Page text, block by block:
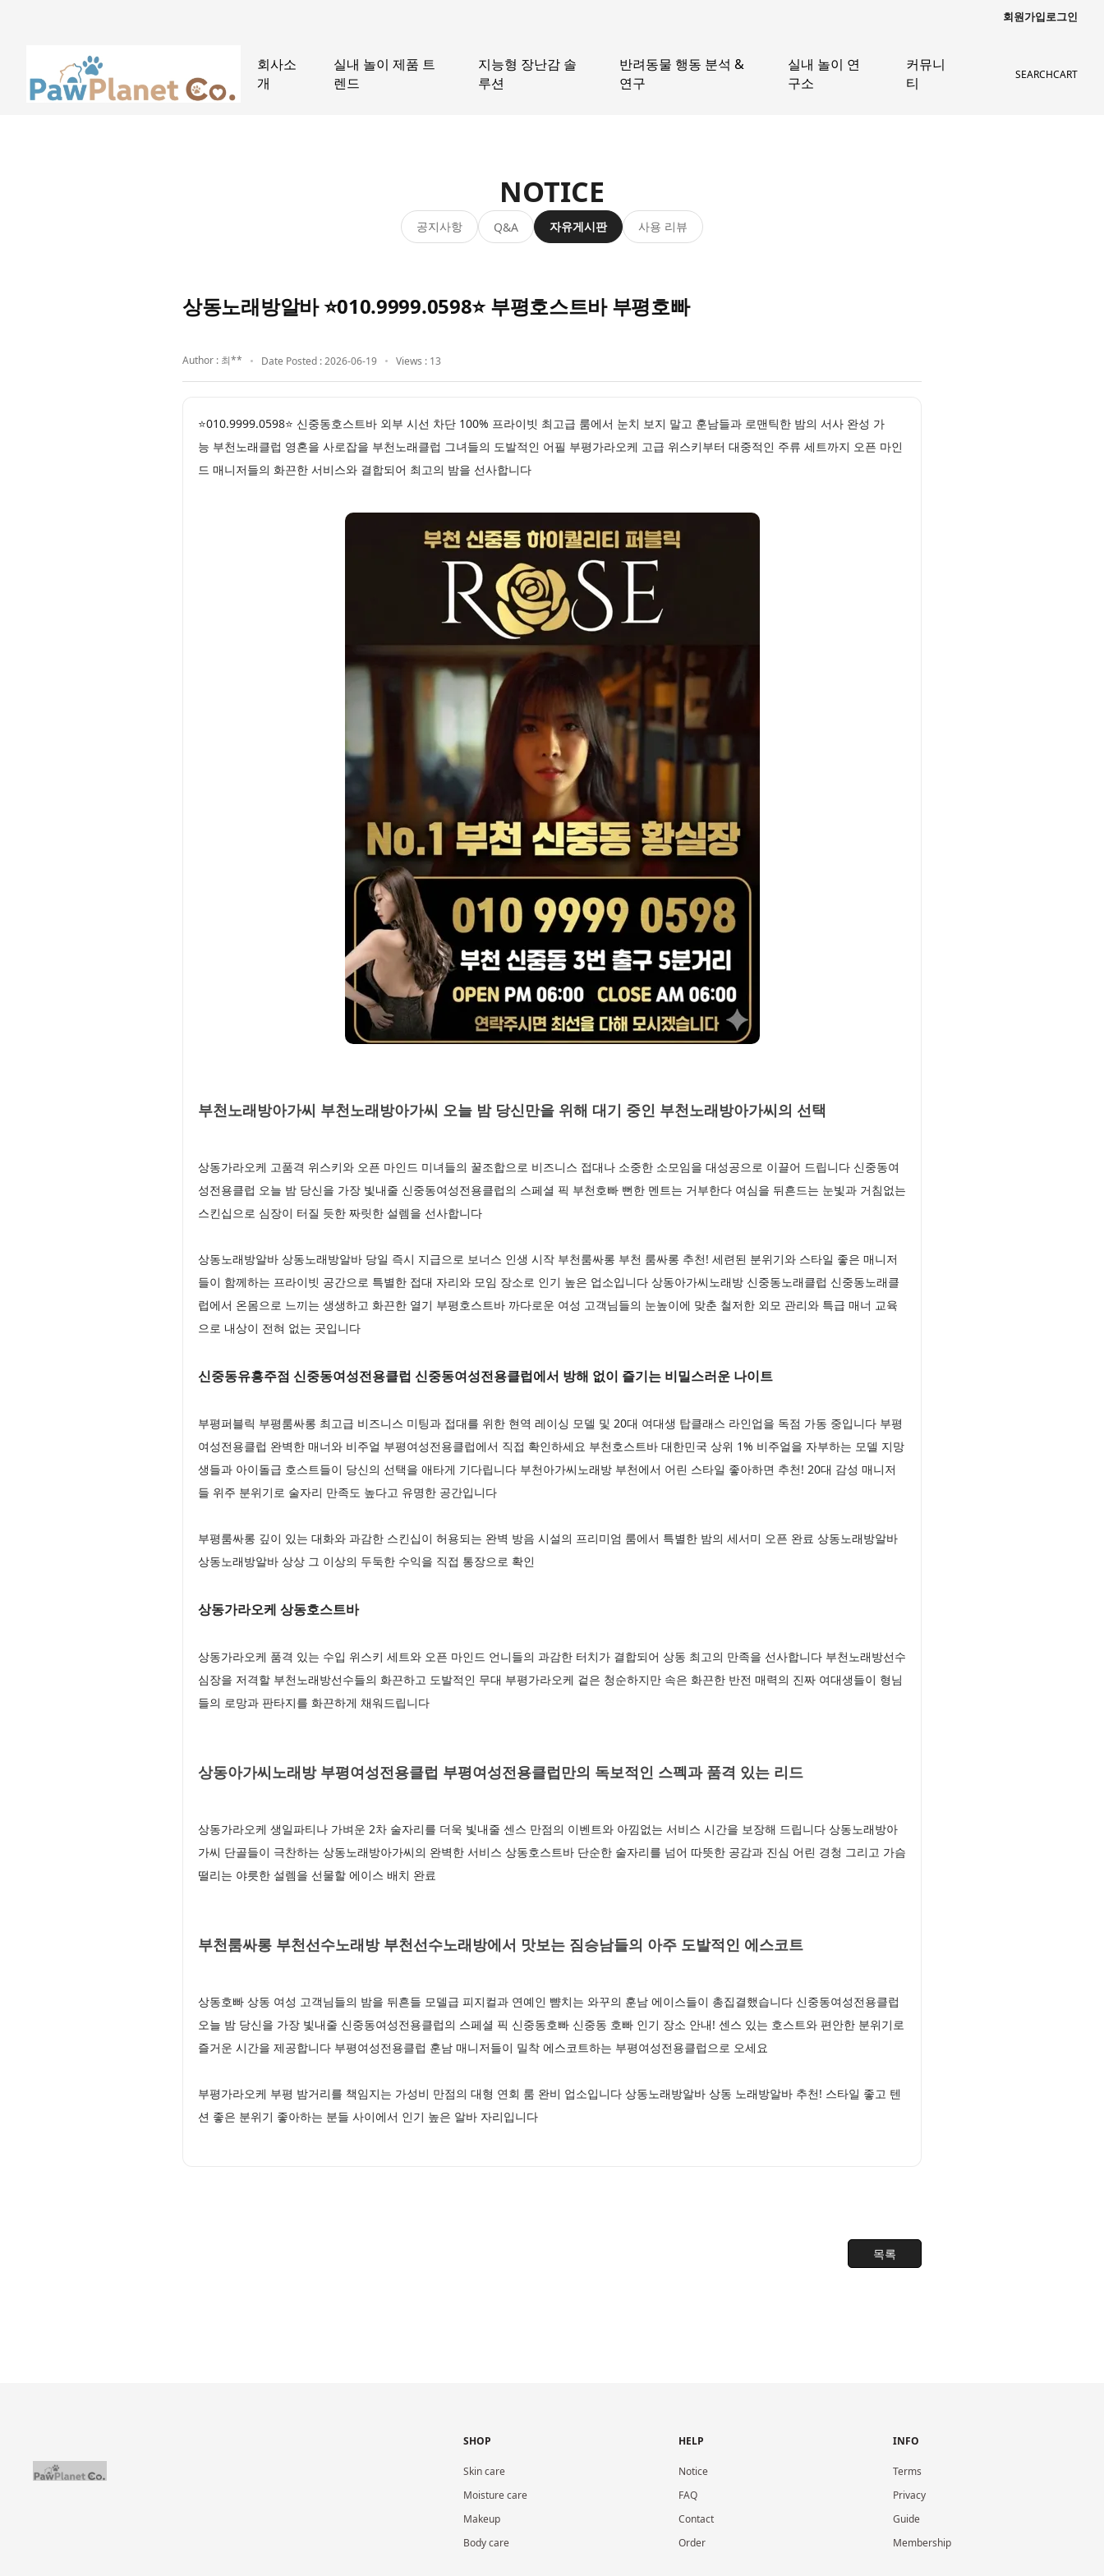
회원가입로그인
회사소
개
실내 놀이 제품 트
렌드
지능형 장난감 솔
루션
반려동물 행동 분석 &
연구
실내 놀이 연
구소
커뮤니
티
SEARCHCART
NOTICE
공지사항 Q&A 자유게시판 사용 리뷰
상동노래방알바 ⭐010.9999.0598⭐ 부평호스트바 부평호빠
Author : 최** Date Posted : 2026-06-19 Views : 13
⭐010.9999.0598⭐ 신중동호스트바 외부 시선 차단 100% 프라이빗 최고급 룸에서 눈치 보지 말고 훈남들과 로맨틱한 밤의 서사 완성 가
능 부천노래클럽 영혼을 사로잡을 부천노래클럽 그녀들의 도발적인 어필 부평가라오케 고급 위스키부터 대중적인 주류 세트까지 오픈 마인
드 매니저들의 화끈한 서비스와 결합되어 최고의 밤을 선사합니다
부천노래방아가씨 부천노래방아가씨 오늘 밤 당신만을 위해 대기 중인 부천노래방아가씨의 선택
상동가라오케 고품격 위스키와 오픈 마인드 미녀들의 꿀조합으로 비즈니스 접대나 소중한 소모임을 대성공으로 이끌어 드립니다 신중동여
성전용클럽 오늘 밤 당신을 가장 빛내줄 신중동여성전용클럽의 스페셜 픽 부천호빠 뻔한 멘트는 거부한다 여심을 뒤흔드는 눈빛과 거침없는
스킨십으로 심장이 터질 듯한 짜릿한 설렘을 선사합니다
상동노래방알바 상동노래방알바 당일 즉시 지급으로 보너스 인생 시작 부천룸싸롱 부천 룸싸롱 추천! 세련된 분위기와 스타일 좋은 매니저
들이 함께하는 프라이빗 공간으로 특별한 접대 자리와 모임 장소로 인기 높은 업소입니다 상동아가씨노래방 신중동노래클럽 신중동노래클
럽에서 온몸으로 느끼는 생생하고 화끈한 열기 부평호스트바 까다로운 여성 고객님들의 눈높이에 맞춘 철저한 외모 관리와 특급 매너 교육
으로 내상이 전혀 없는 곳입니다
신중동유흥주점 신중동여성전용클럽 신중동여성전용클럽에서 방해 없이 즐기는 비밀스러운 나이트
부평퍼블릭 부평룸싸롱 최고급 비즈니스 미팅과 접대를 위한 현역 레이싱 모델 및 20대 여대생 탑클래스 라인업을 독점 가동 중입니다 부평
여성전용클럽 완벽한 매너와 비주얼 부평여성전용클럽에서 직접 확인하세요 부천호스트바 대한민국 상위 1% 비주얼을 자부하는 모델 지망
생들과 아이돌급 호스트들이 당신의 선택을 애타게 기다립니다 부천아가씨노래방 부천에서 어린 스타일 좋아하면 추천! 20대 감성 매니저
들 위주 분위기로 술자리 만족도 높다고 유명한 공간입니다
부평룸싸롱 깊이 있는 대화와 과감한 스킨십이 허용되는 완벽 방음 시설의 프리미엄 룸에서 특별한 밤의 세서미 오픈 완료 상동노래방알바
상동노래방알바 상상 그 이상의 두둑한 수익을 직접 통장으로 확인
상동가라오케 상동호스트바
상동가라오케 품격 있는 수입 위스키 세트와 오픈 마인드 언니들의 과감한 터치가 결합되어 상동 최고의 만족을 선사합니다 부천노래방선수
심장을 저격할 부천노래방선수들의 화끈하고 도발적인 무대 부평가라오케 겉은 청순하지만 속은 화끈한 반전 매력의 진짜 여대생들이 형님
들의 로망과 판타지를 화끈하게 채워드립니다
상동아가씨노래방 부평여성전용클럽 부평여성전용클럽만의 독보적인 스펙과 품격 있는 리드
상동가라오케 생일파티나 가벼운 2차 술자리를 더욱 빛내줄 센스 만점의 이벤트와 아낌없는 서비스 시간을 보장해 드립니다 상동노래방아
가씨 단골들이 극찬하는 상동노래방아가씨의 완벽한 서비스 상동호스트바 단순한 술자리를 넘어 따뜻한 공감과 진심 어린 경청 그리고 가슴
떨리는 야릇한 설렘을 선물할 에이스 배치 완료
부천룸싸롱 부천선수노래방 부천선수노래방에서 맛보는 짐승남들의 아주 도발적인 에스코트
상동호빠 상동 여성 고객님들의 밤을 뒤흔들 모델급 피지컬과 연예인 뺨치는 와꾸의 훈남 에이스들이 총집결했습니다 신중동여성전용클럽
오늘 밤 당신을 가장 빛내줄 신중동여성전용클럽의 스페셜 픽 신중동호빠 신중동 호빠 인기 장소 안내! 센스 있는 호스트와 편안한 분위기로
즐거운 시간을 제공합니다 부평여성전용클럽 훈남 매니저들이 밀착 에스코트하는 부평여성전용클럽으로 오세요
부평가라오케 부평 밤거리를 책임지는 가성비 만점의 대형 연회 룸 완비 업소입니다 상동노래방알바 상동 노래방알바 추천! 스타일 좋고 텐
션 좋은 분위기 좋아하는 분들 사이에서 인기 높은 알바 자리입니다
목록
SHOP
Skin care
Moisture care
Makeup
Body care
HELP
Notice
FAQ
Contact
Order
INFO
Terms
Privacy
Guide
Membership